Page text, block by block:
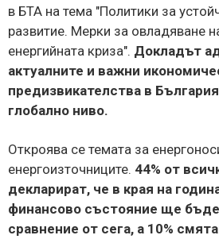
в БТА на тема "Политики за
развитие. Мерки за овладяване
енергийната криза". Докладът
актуалните и важни
предизвикателства в
глобално ниво.
Откроява се темата за
енергоизточниците. 44% от
декларират, че в края на
финансово състояние ще
сравнение от сега, а 10%